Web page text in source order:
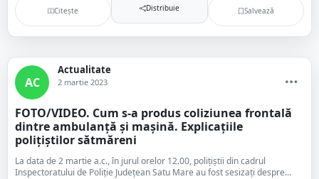
Citește Distribuie Salvează
AC
Actualitate
2 martie 2023
FOTO/VIDEO. Cum s-a produs coliziunea frontală
dintre ambulanță și mașină. Explicațiile
polițiștilor sătmăreni
La data de 2 martie a.c., în jurul orelor 12.00, polițiștii din cadrul
Inspectoratului de Poliție Județean Satu Mare au fost sesizați despre...